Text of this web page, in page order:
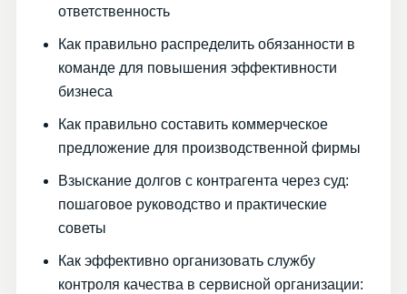
ответственность
Как правильно распределить обязанности в
команде для повышения эффективности
бизнеса
Как правильно составить коммерческое
предложение для производственной фирмы
Взыскание долгов с контрагента через суд:
пошаговое руководство и практические
советы
Как эффективно организовать службу
контроля качества в сервисной организации: